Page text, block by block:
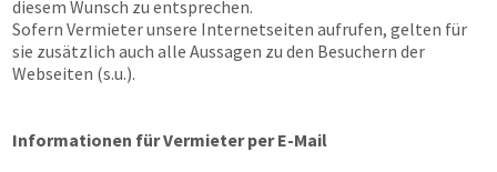
diesem Wunsch zu entsprechen.
Sofern Vermieter unsere Internetseiten aufrufen, gelten für
sie zusätzlich auch alle Aussagen zu den Besuchern der
Webseiten (s.u.).
Informationen für Vermieter per E-Mail